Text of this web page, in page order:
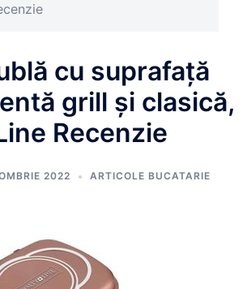
cu suprafață
grill și clasică,
Recenzie
2022 ARTICOLE BUCATARIE